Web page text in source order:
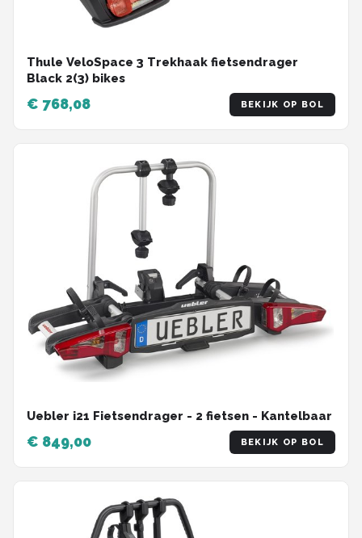
Thule VeloSpace 3 Trekhaak fietsendrager
Black 2(3) bikes
€ 768,08 BEKIJK OP BOL
Uebler i21 Fietsendrager - 2 fietsen - Kantelbaar
€ 849,00 BEKIJK OP BOL